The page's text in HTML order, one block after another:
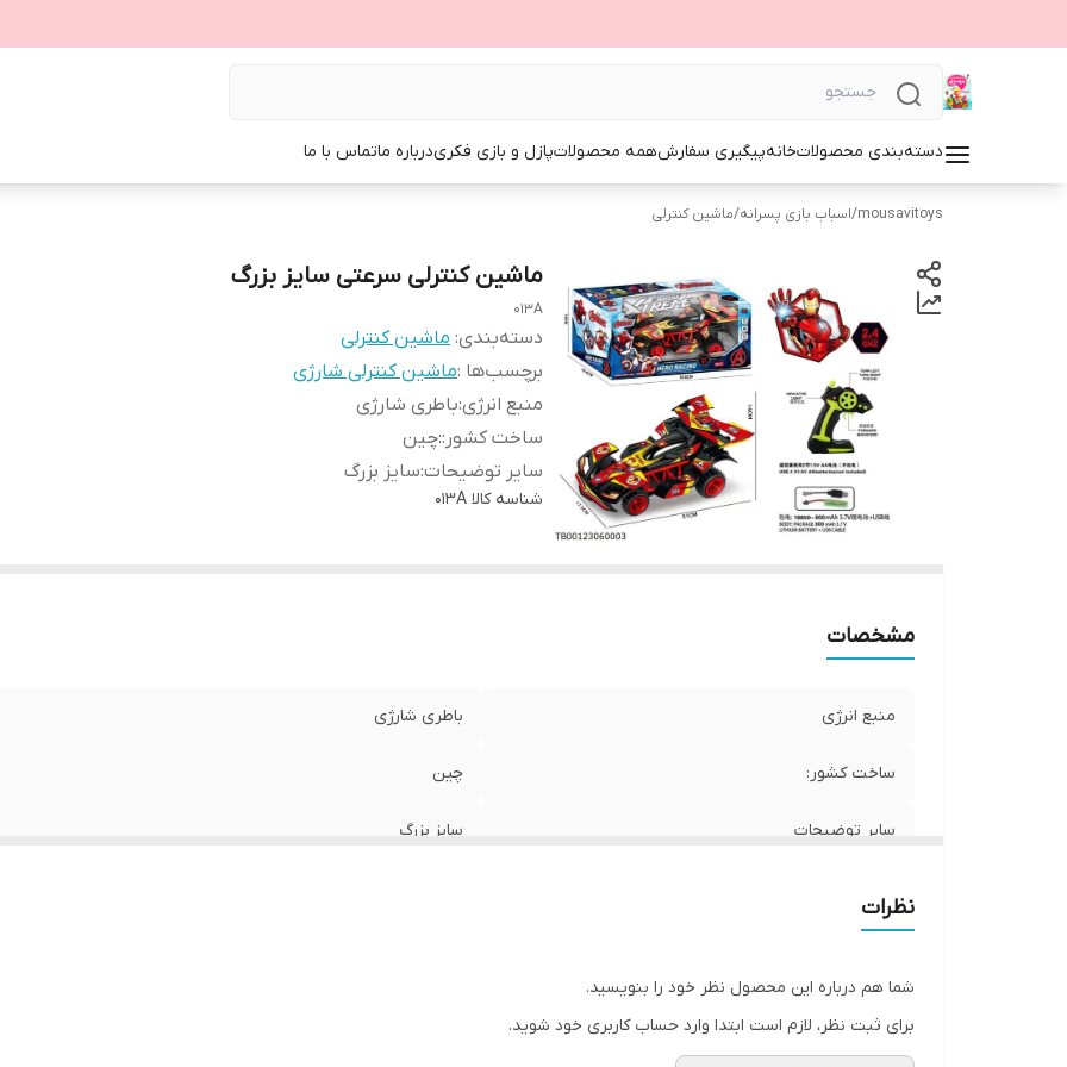
دسته‌بندی محصولاتخانهپیگیری سفارشهمه محصولاتپازل و بازی فکریدرباره ماتماس با ما
mousavitoys
/اسباب بازی پسرانه/ماشین کنترلی
ماشین کنترلی سرعتی سایز بزرگ
013A
دسته‌بندی: ماشین کنترلی
برچسب‌ها :ماشین کنترلی شارژی
منبع انرژی:باطری شارژی
ساخت کشور::چین
سایر توضیحات:سایز بزرگ
شناسه کالا 013A
مشخصات
منبع انرژی باطری شارژی
ساخت کشور: چین
سایر توضیحات سایز بزرگ
نظرات
شما هم درباره این محصول نظر خود را بنویسید.
برای ثبت نظر، لازم است ابتدا وارد حساب کاربری خود شوید.